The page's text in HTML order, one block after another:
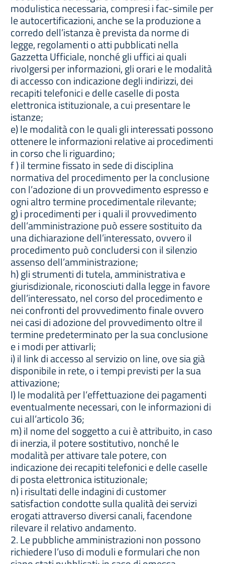
modulistica necessaria, compresi i fac-simile per
le autocertificazioni, anche se la produzione a
corredo dell’istanza è prevista da norme di
legge, regolamenti o atti pubblicati nella
Gazzetta Ufficiale, nonché gli uffici ai quali
rivolgersi per informazioni, gli orari e le modalità
di accesso con indicazione degli indirizzi, dei
recapiti telefonici e delle caselle di posta
elettronica istituzionale, a cui presentare le
istanze;
e) le modalità con le quali gli interessati possono
ottenere le informazioni relative ai procedimenti
in corso che li riguardino;
f ) il termine fissato in sede di disciplina
normativa del procedimento per la conclusione
con l’adozione di un provvedimento espresso e
ogni altro termine procedimentale rilevante;
g) i procedimenti per i quali il provvedimento
dell’amministrazione può essere sostituito da
una dichiarazione dell’interessato, ovvero il
procedimento può concludersi con il silenzio
assenso dell’amministrazione;
h) gli strumenti di tutela, amministrativa e
giurisdizionale, riconosciuti dalla legge in favore
dell’interessato, nel corso del procedimento e
nei confronti del provvedimento finale ovvero
nei casi di adozione del provvedimento oltre il
termine predeterminato per la sua conclusione
e i modi per attivarli;
i) il link di accesso al servizio on line, ove sia già
disponibile in rete, o i tempi previsti per la sua
attivazione;
l) le modalità per l’effettuazione dei pagamenti
eventualmente necessari, con le informazioni di
cui all’articolo 36;
m) il nome del soggetto a cui è attribuito, in caso
di inerzia, il potere sostitutivo, nonché le
modalità per attivare tale potere, con
indicazione dei recapiti telefonici e delle caselle
di posta elettronica istituzionale;
n) i risultati delle indagini di customer
satisfaction condotte sulla qualità dei servizi
erogati attraverso diversi canali, facendone
rilevare il relativo andamento.
2. Le pubbliche amministrazioni non possono
richiedere l’uso di moduli e formulari che non